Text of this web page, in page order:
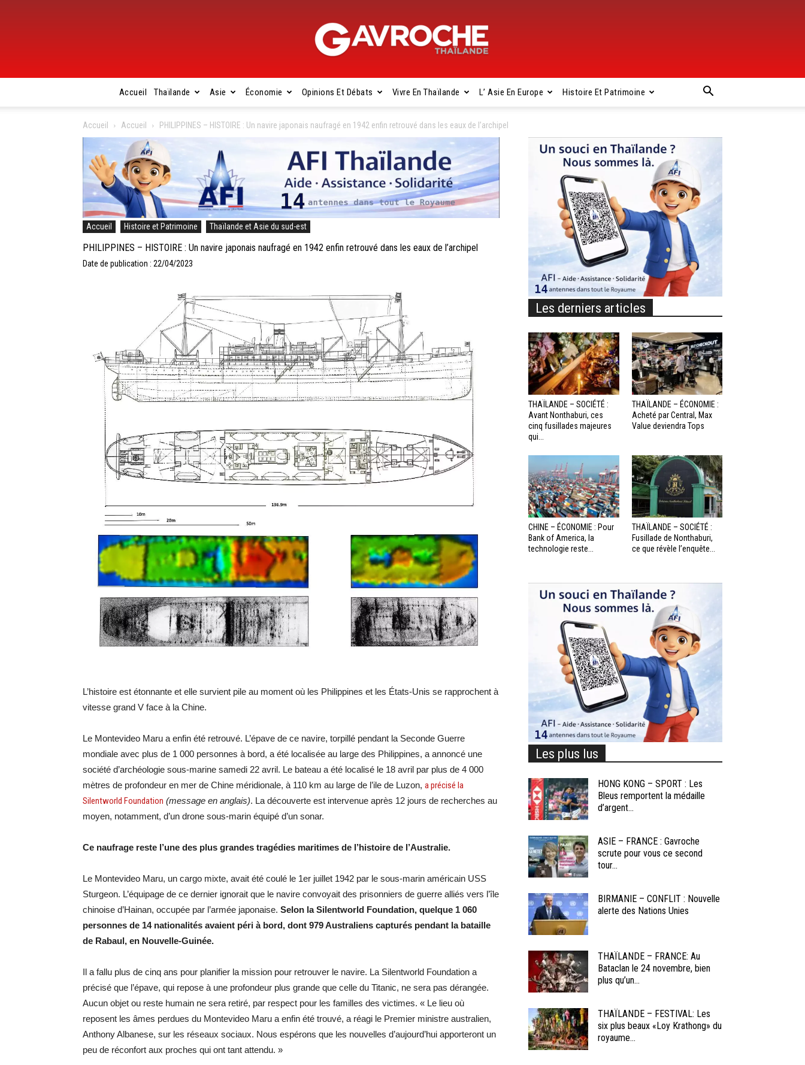
Gavroche
Thaïlande
Accueil Thaïlande Asie Économie Opinions Et Débats Vivre En Thaïlande L’ Asie En Europe Histoire Et Patrimoine
Accueil Accueil PHILIPPINES – HISTOIRE : Un navire japonais naufragé en 1942 enfin retrouvé dans les eaux de l’archipel
Accueil Histoire et Patrimoine Thaïlande et Asie du sud-est
PHILIPPINES – HISTOIRE : Un navire japonais naufragé en 1942 enfin retrouvé dans les eaux de l’archipel
Date de publication : 22/04/2023
L’histoire est étonnante et elle survient pile au moment où les Philippines et les États-Unis se rapprochent à
vitesse grand V face à la Chine.
Le Montevideo Maru a enfin été retrouvé. L’épave de ce navire, torpillé pendant la Seconde Guerre
mondiale avec plus de 1 000 personnes à bord, a été localisée au large des Philippines, a annoncé une
société d’archéologie sous-marine samedi 22 avril. Le bateau a été localisé le 18 avril par plus de 4 000
mètres de profondeur en mer de Chine méridionale, à 110 km au large de l’ile de Luzon, a précisé la
Silentworld Foundation (message en anglais). La découverte est intervenue après 12 jours de recherches au
moyen, notamment, d’un drone sous-marin équipé d’un sonar.
Ce naufrage reste l’une des plus grandes tragédies maritimes de l’histoire de l’Australie.
Le Montevideo Maru, un cargo mixte, avait été coulé le 1er juillet 1942 par le sous-marin américain USS
Sturgeon. L’équipage de ce dernier ignorait que le navire convoyait des prisonniers de guerre alliés vers l’île
chinoise d’Hainan, occupée par l’armée japonaise. Selon la Silentworld Foundation, quelque 1 060
personnes de 14 nationalités avaient péri à bord, dont 979 Australiens capturés pendant la bataille
de Rabaul, en Nouvelle-Guinée.
Il a fallu plus de cinq ans pour planifier la mission pour retrouver le navire. La Silentworld Foundation a
précisé que l’épave, qui repose à une profondeur plus grande que celle du Titanic, ne sera pas dérangée.
Aucun objet ou reste humain ne sera retiré, par respect pour les familles des victimes. « Le lieu où
reposent les âmes perdues du Montevideo Maru a enfin été trouvé, a réagi le Premier ministre australien,
Anthony Albanese, sur les réseaux sociaux. Nous espérons que les nouvelles d’aujourd’hui apporteront un
peu de réconfort aux proches qui ont tant attendu. »
Les derniers articles
THAÏLANDE – SOCIÉTÉ :
Avant Nonthaburi, ces
cinq fusillades majeures
qui...
THAÏLANDE – ÉCONOMIE :
Acheté par Central, Max
Value deviendra Tops
CHINE – ÉCONOMIE : Pour
Bank of America, la
technologie reste...
THAÏLANDE – SOCIÉTÉ :
Fusillade de Nonthaburi,
ce que révèle l’enquête...
Les plus lus
HONG KONG – SPORT : Les
Bleus remportent la médaille
d’argent...
ASIE – FRANCE : Gavroche
scrute pour vous ce second
tour...
BIRMANIE – CONFLIT : Nouvelle
alerte des Nations Unies
THAÏLANDE – FRANCE: Au
Bataclan le 24 novembre, bien
plus qu’un...
THAÏLANDE – FESTIVAL: Les
six plus beaux «Loy Krathong» du
royaume...